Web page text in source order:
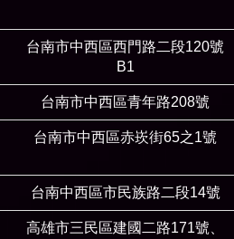
台南市中西區西門路二段120號
B1
台南市中西區青年路208號
台南市中西區赤崁街65之1號
台南中西區市民族路二段14號
高雄市三民區建國二路171號、